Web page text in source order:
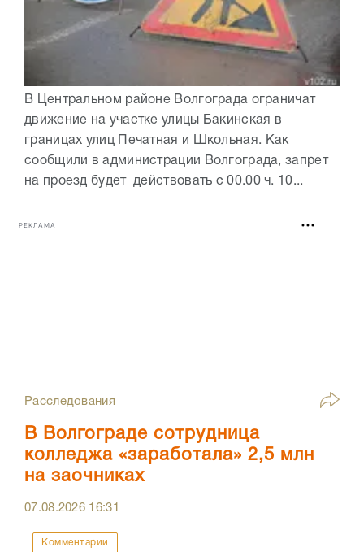
В Центральном районе Волгограда ограничат
движение на участке улицы Бакинская в
границах улиц Печатная и Школьная. Как
сообщили в администрации Волгограда, запрет
на проезд будет действовать с 00.00 ч. 10...
РЕКЛАМА
Расследования
В Волгограде сотрудница
колледжа «заработала» 2,5 млн
на заочниках
07.08.2026 16:31
Комментарии